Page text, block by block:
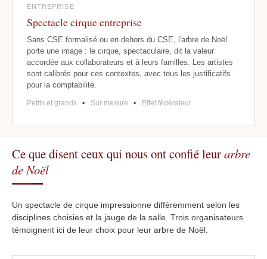
ENTREPRISE
Spectacle cirque entreprise
Sans CSE formalisé ou en dehors du CSE, l'arbre de Noël
porte une image : le cirque, spectaculaire, dit la valeur
accordée aux collaborateurs et à leurs familles. Les artistes
sont calibrés pour ces contextes, avec tous les justificatifs
pour la comptabilité.
Petits et grands • Sur mesure • Effet fédérateur
Ce que disent ceux qui nous ont confié leurarbre
de Noël
Un spectacle de cirque impressionne différemment selon les
disciplines choisies et la jauge de la salle. Trois organisateurs
témoignent ici de leur choix pour leur arbre de Noël.